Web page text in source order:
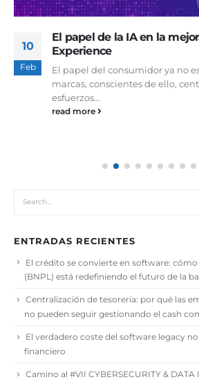
10
Feb
El papel de la IA en la
Experience
El papel del consumidor ya no
marcas, conscientes de ello,
esfuerzos...
read more
ENTRADAS RECIENTES
El crédito se convierte en software:
(BNPL) está redefiniendo el futuro de la
Centralización de tesorería: por qué las
no pueden seguir gestionando el cash
El verdadero coste del software legacy
financiero
Camino al #VII CYBERSECURITY &